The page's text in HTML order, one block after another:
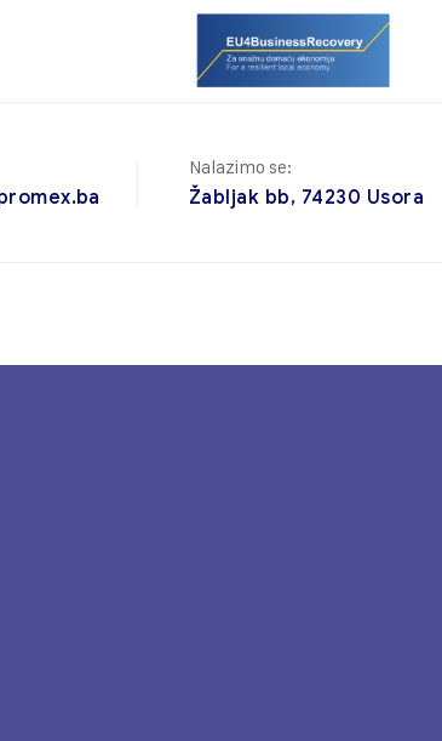
Nalazimo se:
Žabljak bb, 74230 Usora